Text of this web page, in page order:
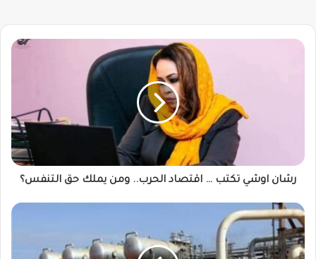
رشان
حق
التنفس؟
رشان اوشي تكتب … اقتصاد الحرب.. ومن يملك حق التنفس؟
أول
تعليق
من
الحكومة